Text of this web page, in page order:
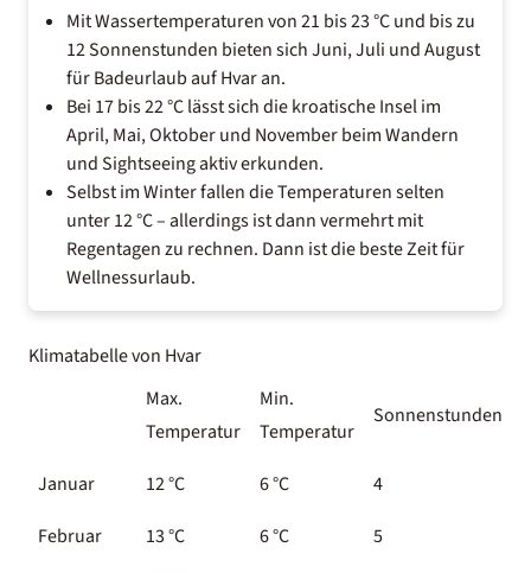
Mit Wassertemperaturen von 21 bis 23 °C und bis zu
12 Sonnenstunden bieten sich Juni, Juli und August
für Badeurlaub auf Hvar an.
Bei 17 bis 22 °C lässt sich die kroatische Insel im
April, Mai, Oktober und November beim Wandern
und Sightseeing aktiv erkunden.
Selbst im Winter fallen die Temperaturen selten
unter 12 °C – allerdings ist dann vermehrt mit
Regentagen zu rechnen. Dann ist die beste Zeit für
Wellnessurlaub.
Klimatabelle von Hvar
Max.
Temperatur
Min.
Temperatur
Sonnenstunden
Januar 12 °C 6 °C 4
Februar
13 °C 6 °C 5